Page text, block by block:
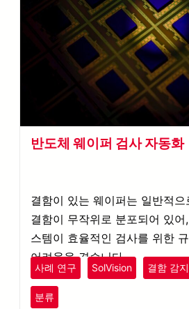
반도체 웨이퍼 검사 자동화
결함이 있는 웨이퍼는 일반적
결함이 무작위로 분포되어 있어
스템이 효율적인 검사를 위한
어려움을 겪습니다.
사례 연구 SolVision 결함 감지
분류